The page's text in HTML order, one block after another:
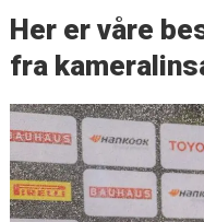
Her er våre
fra